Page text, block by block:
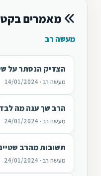
מאמרים
מעשה רב
הצדיק הנסתר על
מעשה רב · 14/01/2024
הרב שך ענה מה
מעשה רב · 24/01/2024
תשובות מהרב
מעשה רב · 24/01/2024